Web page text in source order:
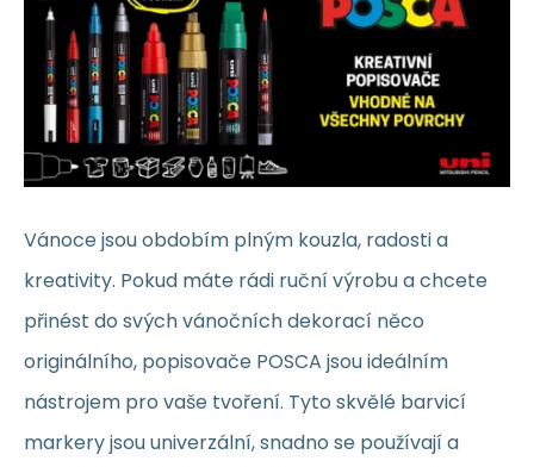
Vánoce jsou obdobím plným kouzla, radosti a
kreativity. Pokud máte rádi ruční výrobu a chcete
přinést do svých vánočních dekorací něco
originálního, popisovače POSCA jsou ideálním
nástrojem pro vaše tvoření. Tyto skvělé barvicí
markery jsou univerzální, snadno se používají a